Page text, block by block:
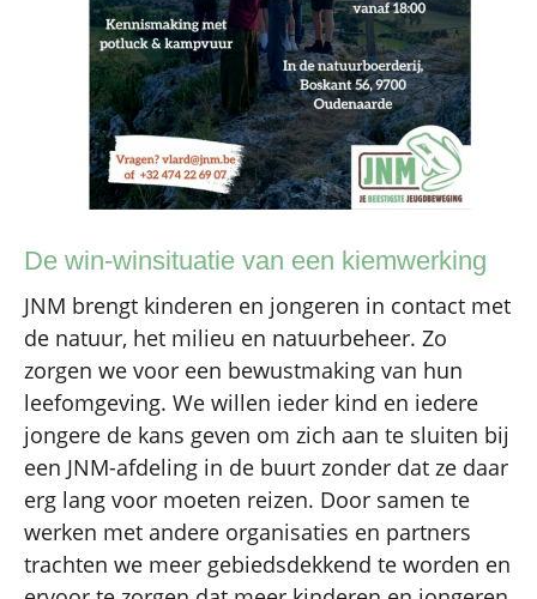
De win-winsituatie van een kiemwerking
JNM brengt kinderen en jongeren in contact met
de natuur, het milieu en natuurbeheer. Zo
zorgen we voor een bewustmaking van hun
leefomgeving. We willen ieder kind en iedere
jongere de kans geven om zich aan te sluiten bij
een JNM-afdeling in de buurt zonder dat ze daar
erg lang voor moeten reizen. Door samen te
werken met andere organisaties en partners
trachten we meer gebiedsdekkend te worden en